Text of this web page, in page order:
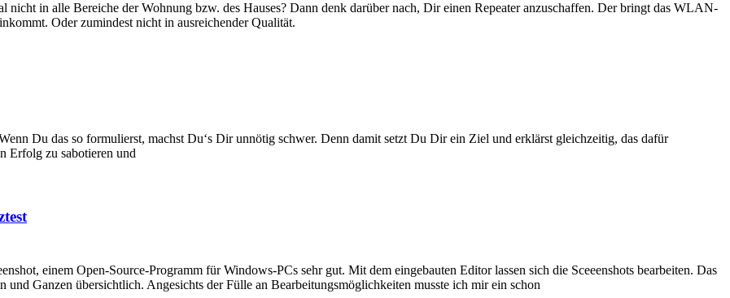
in alle Bereiche der Wohnung bzw. des Hauses? Dann denk darüber nach, Dir einen Repeater anzuschaffen. Der bringt das WLAN-
Oder zumindest nicht in ausreichender Qualität.
Du das so formulierst, machst Du‘s Dir unnötig schwer. Denn damit setzt Du Dir ein Ziel und erklärst gleichzeitig, das dafür
Erfolg zu sabotieren und
einem Open-Source-Programm für Windows-PCs sehr gut. Mit dem eingebauten Editor lassen sich die Sceeenshots bearbeiten. Das
Ganzen übersichtlich. Angesichts der Fülle an Bearbeitungsmöglichkeiten musste ich mir ein schon